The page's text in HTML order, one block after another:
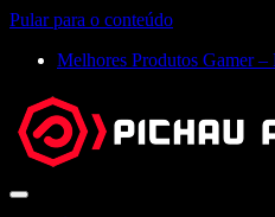
Pular para o conteúdo
Melhores Produtos Gamer –
Abrir